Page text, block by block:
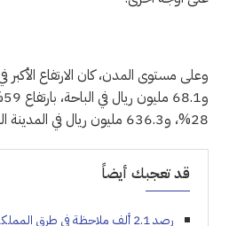
28%، و636.3 مليون ريال في المدينة المنورة، وملياري ريال في جدة، بارتفاع نسبته 27%.
قد تعجبك أيضاً
رصد 2.1 ألف ملاحظة في طرق المملكة